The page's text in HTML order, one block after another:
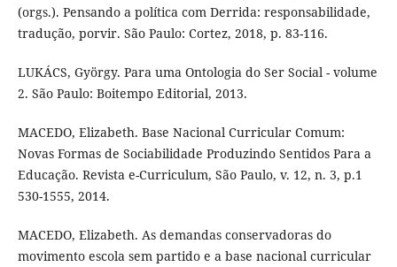
(orgs.). Pensando a política com Derrida: responsabilidade,
tradução, porvir. São Paulo: Cortez, 2018, p. 83-116.
LUKÁCS, György. Para uma Ontologia do Ser Social - volume
2. São Paulo: Boitempo Editorial, 2013.
MACEDO, Elizabeth. Base Nacional Curricular Comum:
Novas Formas de Sociabilidade Produzindo Sentidos Para a
Educação. Revista e-Curriculum, São Paulo, v. 12, n. 3, p.1
530-1555, 2014.
MACEDO, Elizabeth. As demandas conservadoras do
movimento escola sem partido e a base nacional curricular